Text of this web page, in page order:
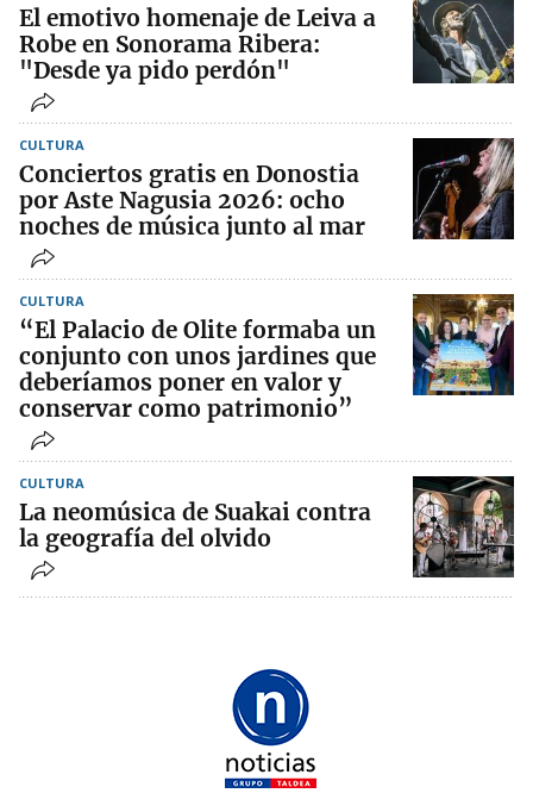
El emotivo homenaje de Leiva a
Robe en Sonorama Ribera:
"Desde ya pido perdón"
CULTURA
Conciertos gratis en Donostia
por Aste Nagusia 2026: ocho
noches de música junto al mar
CULTURA
“El Palacio de Olite formaba un
conjunto con unos jardines que
deberíamos poner en valor y
conservar como patrimonio”
CULTURA
La neomúsica de Suakai contra
la geografía del olvido